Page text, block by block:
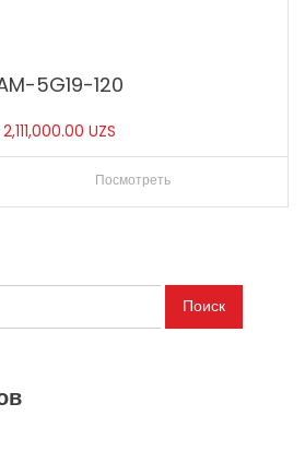
5G19-120
2,111,000.00UZS
Посмотреть
Поиск